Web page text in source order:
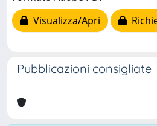
Visualizza/Apri
Pubblicazioni consigliate